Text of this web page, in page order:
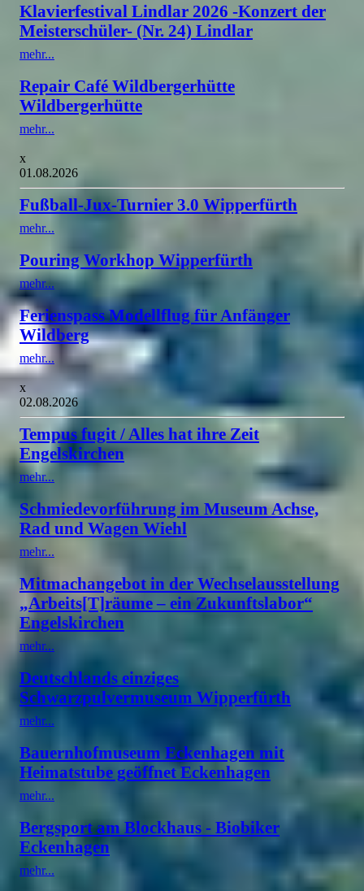
Klavierfestival Lindlar 2026 -Konzert der
Meisterschüler- (Nr. 24) Lindlar
mehr...
Repair Café Wildbergerhütte
Wildbergerhütte
mehr...
x
01.08.2026
Fußball-Jux-Turnier 3.0 Wipperfürth
mehr...
Pouring Workhop Wipperfürth
mehr...
Ferienspass Modellflug für Anfänger
Wildberg
mehr...
x
02.08.2026
Tempus fugit / Alles hat ihre Zeit
Engelskirchen
mehr...
Schmiedevorführung im Museum Achse,
Rad und Wagen Wiehl
mehr...
Mitmachangebot in der Wechselausstellung
„Arbeits[T]räume – ein Zukunftslabor“
Engelskirchen
mehr...
Deutschlands einziges
Schwarzpulvermuseum Wipperfürth
mehr...
Bauernhofmuseum Eckenhagen mit
Heimatstube geöffnet Eckenhagen
mehr...
Bergsport am Blockhaus - Biobiker
Eckenhagen
mehr...